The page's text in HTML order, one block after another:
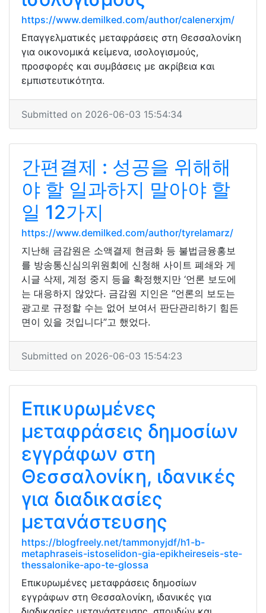
https://www.demilked.com/author/calenerxjm/
Επαγγελματικές μεταφράσεις στη Θεσσαλονίκη
για οικονομικά κείμενα, ισολογισμούς,
προσφορές και συμβάσεις με ακρίβεια και
εμπιστευτικότητα.
Submitted on 2026-06-03 15:54:34
간편결제 : 성공을 위해해
야 ​​할 일과하지 말아야 할
일 12가지
https://www.demilked.com/author/tyrelamarz/
지난해 금감원은 소액결제 현금화 등 불법금융홍보
를 방송통신심의위원회에 신청해 사이트 폐쇄와 게
시글 삭제, 계정 중지 등을 확정했지만 ‘언론 보도에
는 대응하지 않았다. 금감원 지인은 “언론의 보도는
광고로 규정할 수는 없어 보여서 판단관리하기 힘든
면이 있을 것입니다”고 했었다.
Submitted on 2026-06-03 15:54:23
Επικυρωμένες
μεταφράσεις δημοσίων
εγγράφων στη
Θεσσαλονίκη, ιδανικές
για διαδικασίες
μετανάστευσης
https://blogfreely.net/tammonyjdf/h1-b-
metaphraseis-istoselidon-gia-epikheireseis-ste-
thessalonike-apo-te-glossa
Επικυρωμένες μεταφράσεις δημοσίων
εγγράφων στη Θεσσαλονίκη, ιδανικές για